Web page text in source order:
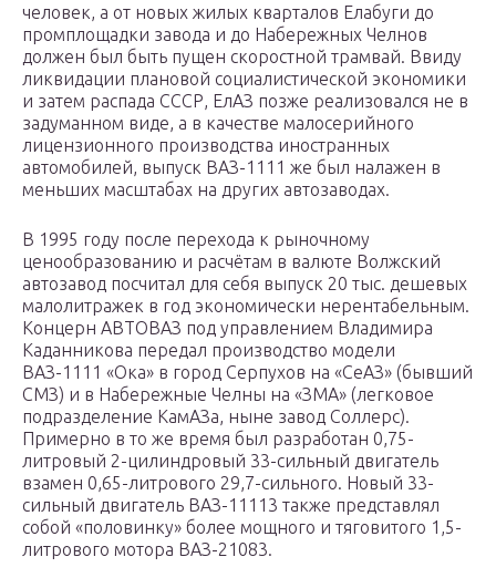
человек, а от новых жилых кварталов Елабуги до
промплощадки завода и до Набережных Челнов
должен был быть пущен скоростной трамвай. Ввиду
ликвидации плановой социалистической экономики
и затем распада СССР, ЕлАЗ позже реализовался не в
задуманном виде, а в качестве малосерийного
лицензионного производства иностранных
автомобилей, выпуск ВАЗ-1111 же был налажен в
меньших масштабах на других автозаводах.
В 1995 году после перехода к рыночному
ценообразованию и расчётам в валюте Волжский
автозавод посчитал для себя выпуск 20 тыс. дешевых
малолитражек в год экономически нерентабельным.
Концерн АВТОВАЗ под управлением Владимира
Каданникова передал производство модели
ВАЗ-1111 «Ока» в город Серпухов на «СеАЗ» (бывший
СМЗ) и в Набережные Челны на «ЗМА» (легковое
подразделение КамАЗа, ныне завод Соллерс).
Примерно в то же время был разработан 0,75-
литровый 2-цилиндровый 33-сильный двигатель
взамен 0,65-литрового 29,7-сильного. Новый 33-
сильный двигатель ВАЗ-11113 также представлял
собой «половинку» более мощного и тяговитого 1,5-
литрового мотора ВАЗ-21083.